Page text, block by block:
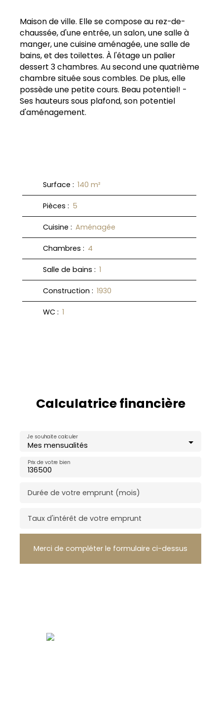
Maison de ville. Elle se compose au rez-de-
chaussée, d'une entrée, un salon, une salle à
manger, une cuisine aménagée, une salle de
bains, et des toilettes. À l'étage un palier
dessert 3 chambres. Au second une quatrième
chambre située sous combles. De plus, elle
possède une petite cours. Beau potentiel! -
Ses hauteurs sous plafond, son potentiel
d'aménagement.
Surface : 140 m²
Pièces : 5
Cuisine : Aménagée
Chambres : 4
Salle de bains : 1
Construction : 1930
WC : 1
Calculatrice financière
Mes mensualités
Je souhaite calculer
Prix de votre bien
Durée de votre emprunt (mois)
Taux d'intérêt de votre emprunt
Merci de compléter le formulaire ci-dessus